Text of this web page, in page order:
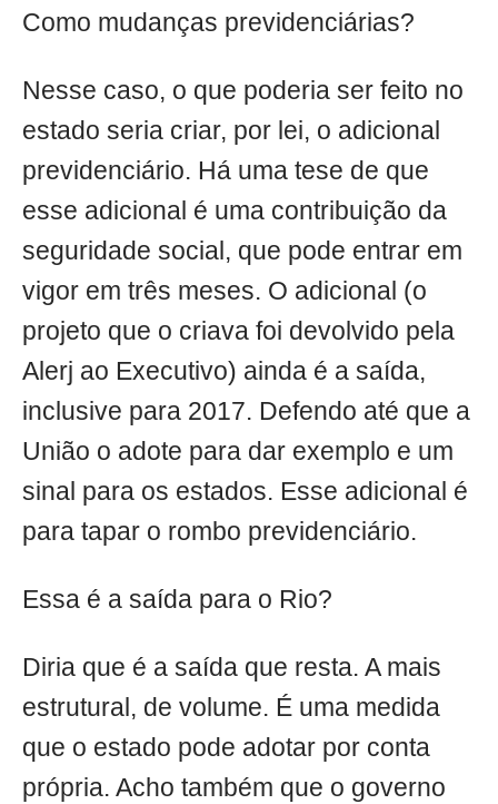
Como mudanças previdenciárias?
Nesse caso, o que poderia ser feito no
estado seria criar, por lei, o adicional
previdenciário. Há uma tese de que
esse adicional é uma contribuição da
seguridade social, que pode entrar em
vigor em três meses. O adicional (o
projeto que o criava foi devolvido pela
Alerj ao Executivo) ainda é a saída,
inclusive para 2017. Defendo até que a
União o adote para dar exemplo e um
sinal para os estados. Esse adicional é
para tapar o rombo previdenciário.
Essa é a saída para o Rio?
Diria que é a saída que resta. A mais
estrutural, de volume. É uma medida
que o estado pode adotar por conta
própria. Acho também que o governo